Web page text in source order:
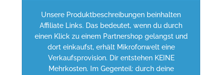
Unsere Produktbeschreibungen beinhalten
Affiliate Links. Das bedeutet, wenn du durch
einen Klick zu einem Partnershop gelangst und
dort einkaufst, erhält Mikrofonwelt eine
Verkaufsprovision. Dir entstehen KEINE
Mehrkosten. Im Gegenteil: durch deine